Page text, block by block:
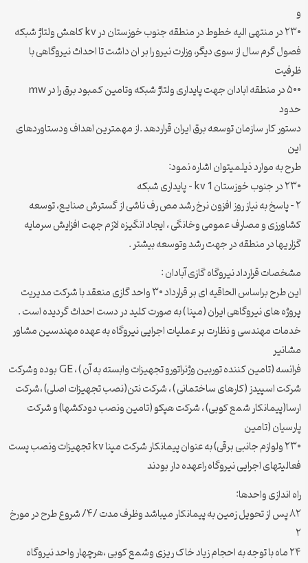
و
۲۳۰ در منتهی الیه خطوط در منطقه جنوب خوزستان در kv کاهش ولتاژ شبکه
فصول گرم سال از سوی دیگر، وزارت نیرو را بر ان داشت تا احداث نیروگاهی با
ظرفیت
۵۰۰ در منطقه ابادان جهت پایداری ولتاژ شبکه وتامین کمبود برق را در mw
حدود
دستور کار سازمان توسعه برق ایران قراردهد .از مهمترین اهداف ودستاوردهای
این
طرح به موارد ذیلمیتوان اشاره نمود:
۲۳۰ در جنوب خوزستان kv 1 – پایداری شبکه
۲ – پاسخ به نیاز روز افزون نرخ رشد مص رف ناشی از گسترش صنایع، توسعه
کشاورزی و مصارف عمومی وخانگی ، ایجاد انگیزه لازم جهت افزایش سرمایه
گزاریها در منطقه در جهت رشد وتوسعه بیشتر .
مشخصات قرارداد نیروگاه گازی آبادان :
این طرح براساس الحاقیه ای بر قرارداد ۳۰ واحد گازی منعقد با شرکت مدیریت
پروژه های نیروگاهی ایران (مپنا ) به صورت کلید در دست احداث گردیده است .
خدمات مهندسی و نظارت بر عملیات اجرایی نیروگاه به عهده مهندسین مشاور
مشانیر
فرانسه (تامین کننده توربین وژنراتورو تجهیزات وابسته به آن ) ، GE بوده وشرکت
شرکت اسپیدز (کارهای ساختمانی ) ، شرکت نتن(نصب تجهیزات اصلی) ،شرکت
ارسا(پیمانکار شمع کوبی) ، شرکت هپکو (تامین ونصب دودکشها) و شرکت
پارسیان (تامین
۲۳۰ ولوازم جانبی برقی) به عنوان پیمانکار شرکت مپنا kv تجهیزات ونصب پست
فعالیتهای اجرایی نیروگاه راعهده دار بودند
راه اندازی واحدها:
۸۲ پس از تحویل زمین به پیمانکار میباشد وظرف مدت /۴/ شروع طرح در مورخ
۲
۲۴ ماه با توجه به احجام زیاد خاک ریزی وشمع کوبی ،هرچهار واحد نیروگاه